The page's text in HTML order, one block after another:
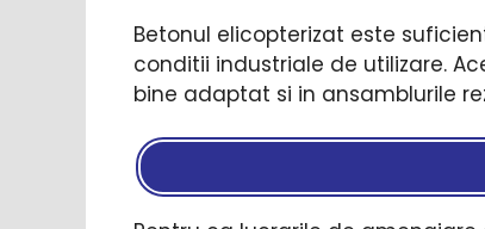
Betonul elicopterizat este
conditii industriale de utilizare.
bine adaptat si in ansamblurile